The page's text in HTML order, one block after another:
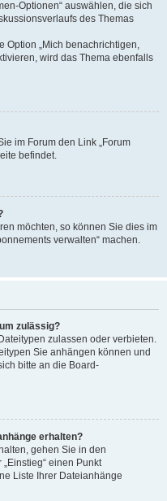
Optionen“ auswählen, die sich
des Themas
Option „Mich benachrichtigen,
wird das Thema ebenfalls
im Forum den Link „Forum
befindet.
möchten, so können Sie dies im
verwalten“ machen.
zulässig?
zulassen oder verbieten.
Sie anhängen können und
bitte an die Board-
erhalten?
gehen Sie in den
einen Punkt
Liste Ihrer Dateianhänge